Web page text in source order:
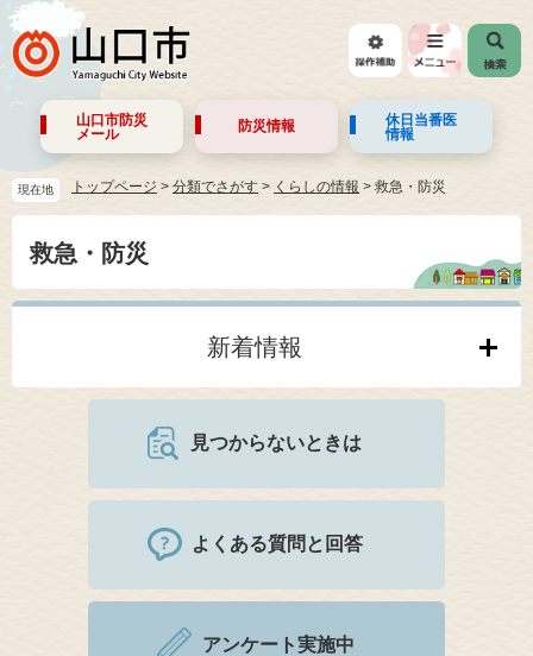
山口市防災
メール
防災情報
休日当番医
情報
現在地 トップページ > 分類でさがす > くらしの情報 > 救急・防災
救急・防災
新着情報
見つからないときは
よくある質問と回答
アンケート実施中